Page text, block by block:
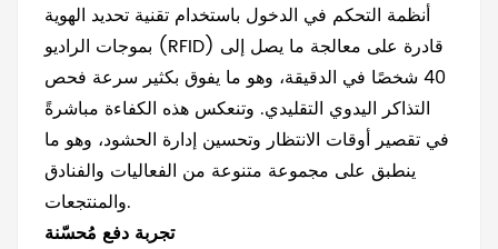
أنظمة التحكم في الدخول باستخدام تقنية تحديد الهوية
بموجات الراديو (RFID) قادرة على معالجة ما يصل إلى
40 شخصًا في الدقيقة، وهو ما يفوق بكثير سرعة فحص
التذاكر اليدوي التقليدي. وتنعكس هذه الكفاءة مباشرةً
في تقصير أوقات الانتظار وتحسين إدارة الحشود، وهو ما
ينطبق على مجموعة متنوعة من الفعاليات والفنادق
والمنتجعات.
تجربة دفع مُحسّنة